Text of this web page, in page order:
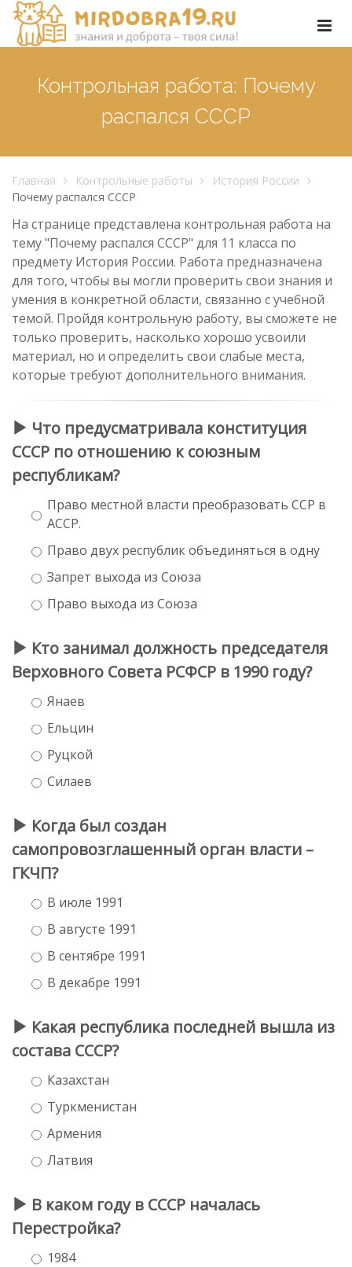
Контрольная работа: Почему
распался СССР
Главная Контрольные работы
История России
Почему распался СССР
На странице представлена контрольная работа на
тему "Почему распался СССР" для 11 класса по
предмету История России. Работа предназначена
для того, чтобы вы могли проверить свои знания и
умения в конкретной области, связанно с учебной
темой. Пройдя контрольную работу, вы сможете не
только проверить, насколько хорошо усвоили
материал, но и определить свои слабые места,
которые требуют дополнительного внимания.
Что предусматривала конституция
СССР по отношению к союзным
республикам?
Право местной власти преобразовать ССР в
АССР.
Право двух республик объединяться в одну
Запрет выхода из Союза
Право выхода из Союза
Кто занимал должность председателя
Верховного Совета РСФСР в 1990 году?
Янаев
Ельцин
Руцкой
Силаев
Когда был создан
самопровозглашенный орган власти –
ГКЧП?
В июле 1991
В августе 1991
В сентябре 1991
В декабре 1991
Какая республика последней вышла из
состава СССР?
Казахстан
Туркменистан
Армения
Латвия
В каком году в СССР началась
Перестройка?
1984